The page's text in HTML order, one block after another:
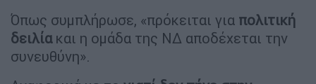
Όπως συμπλήρωσε, «πρόκειται για πολιτική
δειλία και η ομάδα της ΝΔ αποδέχεται την
συνευθύνη».